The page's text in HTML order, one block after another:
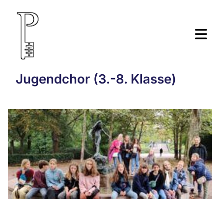
Jugendchor (3.-8. Klasse)